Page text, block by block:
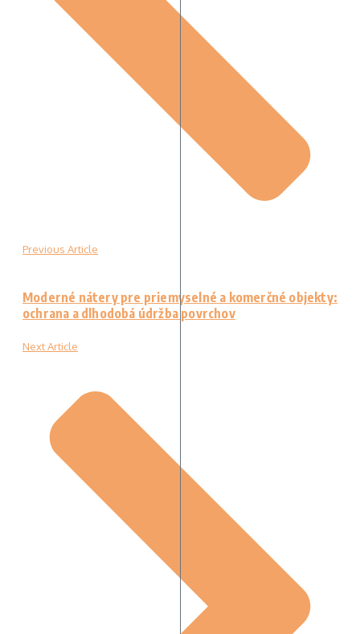
Previous Article
Moderné nátery pre priemyselné a komerčné objekty:
ochrana a dlhodobá údržba povrchov
Next Article